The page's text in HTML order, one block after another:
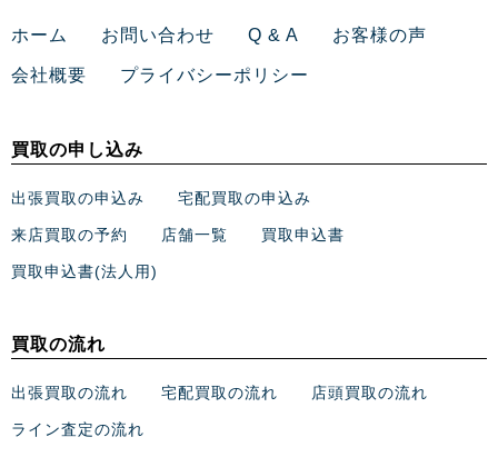
ホーム お問い合わせ Q & A お客様の声
会社概要 プライバシーポリシー
買取の申し込み
出張買取の申込み 宅配買取の申込み
来店買取の予約 店舗一覧 買取申込書
買取申込書(法人用)
買取の流れ
出張買取の流れ 宅配買取の流れ 店頭買取の流れ
ライン査定の流れ